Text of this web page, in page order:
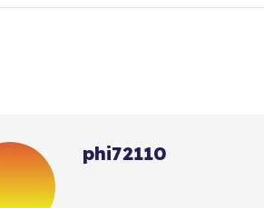
phi72110